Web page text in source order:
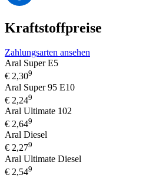
Kraftstoffpreise
Zahlungsarten ansehen
Aral Super E5
€ 2,309
Aral Super 95 E10
€ 2,249
Aral Ultimate 102
€ 2,649
Aral Diesel
€ 2,279
Aral Ultimate Diesel
€ 2,549